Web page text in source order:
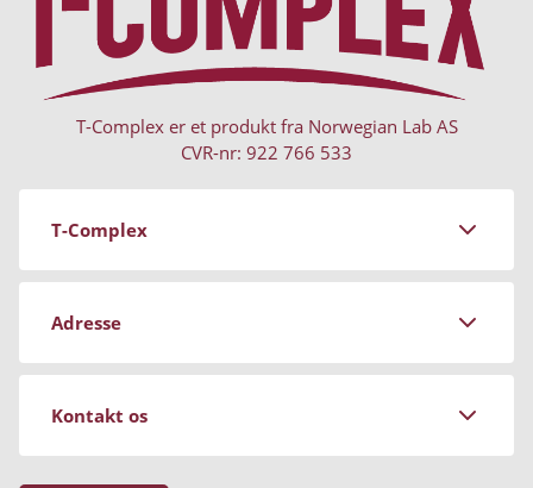
T-Complex er et produkt fra Norwegian Lab AS
CVR-nr: 922 766 533
T-Complex
Om Norwegian Lab
Adresse
Stockrosgatan 3
Kontakt os